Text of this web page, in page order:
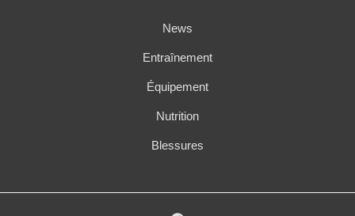
News
Entraînement
Équipement
Nutrition
Blessures